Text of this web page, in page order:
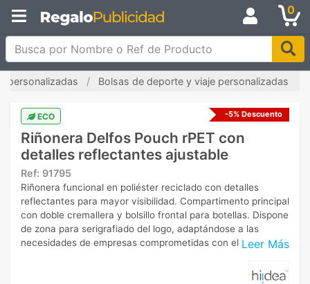
0
Busca por Nombre o Ref de Producto
personalizadas Bolsas de deporte y viaje personalizadas
ECO -5% Descuento
Riñonera Delfos Pouch rPET con
detalles reflectantes ajustable
Ref: 91795
Leer Más
Riñonera funcional en poliéster reciclado con detalles
reflectantes para mayor visibilidad. Compartimento principal
con doble cremallera y bolsillo frontal para botellas. Dispone
de zona para serigrafiado del logo, adaptándose a las
necesidades de empresas comprometidas con el entorno.